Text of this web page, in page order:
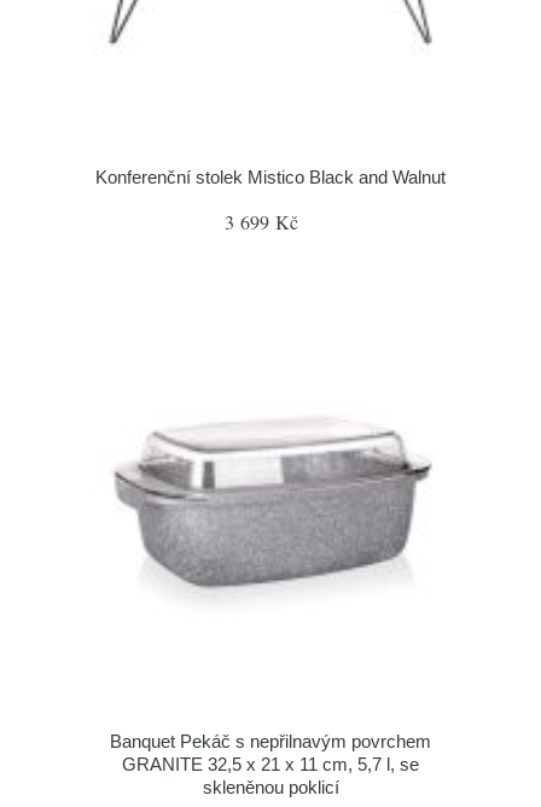
Konferenční stolek Mistico Black and Walnut
3 699 Kč
Banquet Pekáč s nepřilnavým povrchem
GRANITE 32,5 x 21 x 11 cm, 5,7 l, se
skleněnou poklicí